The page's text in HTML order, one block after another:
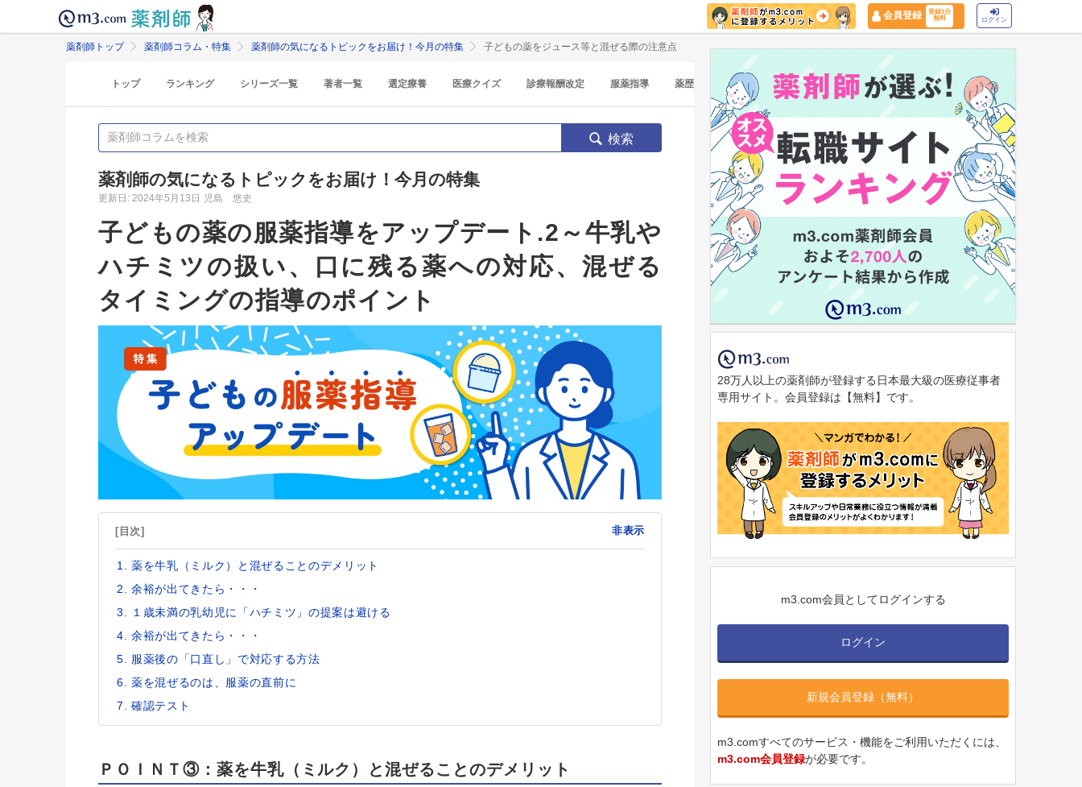
会員登録
登録1分
無料
ログイン
薬剤師トップ 薬剤師コラム・特集 薬剤師の気になるトピックをお届け！今月の特集 子どもの薬をジュース等と混ぜる際の注意点
トップ ランキング シリーズ一覧 著者一覧 選定療養 医療クイズ 診療報酬改定 服薬指導 薬歴 マイナ保険証
検索
薬剤師の気になるトピックをお届け！今月の特集
更新日: 2024年5月13日 児島 悠史
子どもの薬の服薬指導をアップデート.2～牛乳や
ハチミツの扱い、口に残る薬への対応、混ぜる
タイミングの指導のポイント
[目次] 非表示
薬を牛乳（ミルク）と混ぜることのデメリット
余裕が出てきたら・・・
１歳未満の乳幼児に「ハチミツ」の提案は避ける
余裕が出てきたら・・・
服薬後の「口直し」で対応する方法
薬を混ぜるのは、服薬の直前に
確認テスト
ＰＯＩＮＴ③：薬を牛乳（ミルク）と混ぜることのデメリット
28万人以上の薬剤師が登録する日本最大級の医療従事者
専用サイト。会員登録は【無料】です。
m3.com会員としてログインする
ログイン
新規会員登録（無料）
m3.comすべてのサービス・機能をご利用いただくには、
m3.com会員登録が必要です。